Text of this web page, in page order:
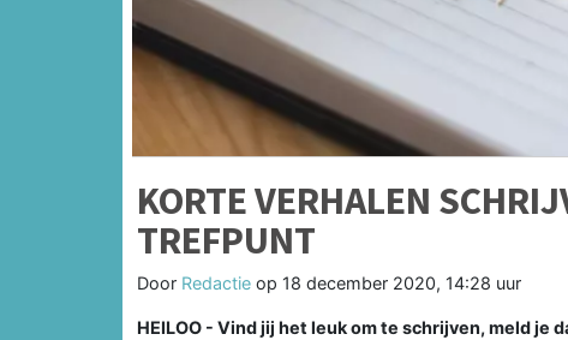
KORTE VERHALEN
TREFPUNT
Door Redactie op 18 december 2020, 14:28 uur
HEILOO - Vind jij het leuk om te schrijven, meld je